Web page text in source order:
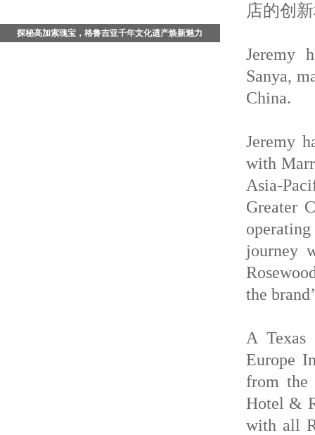
探秘高加索瑰宝，格鲁吉亚千年文化遗产焕新魅力
店的创
Jeremy
Sanya,
China.
Jeremy
with
Asia-
Greater
journey
the
A Texas
Europe
from the
Hotel &
with all